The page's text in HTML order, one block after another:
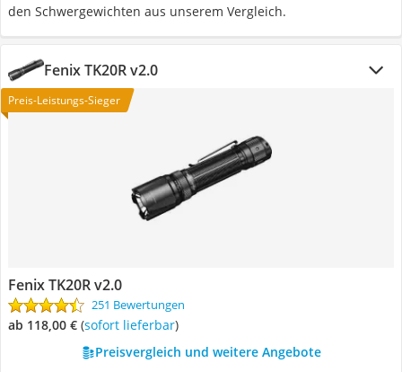
den Schwergewichten aus unserem Vergleich.
Fenix TK20R v2.0
Preis-Leistungs-Sieger
Fenix TK20R v2.0
251 Bewertungen
ab 118,00 € ( Sofort lieferbar)
Preisvergleich und weitere Angebote